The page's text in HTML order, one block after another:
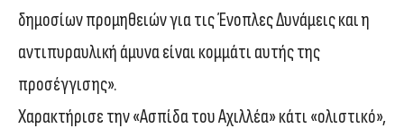
δημοσίων προμηθειών για τις Ένοπλες Δυνάμεις και η
αντιπυραυλική άμυνα είναι κομμάτι αυτής της
προσέγγισης».
Χαρακτήρισε την «Ασπίδα του Αχιλλέα» κάτι «ολιστικό»,